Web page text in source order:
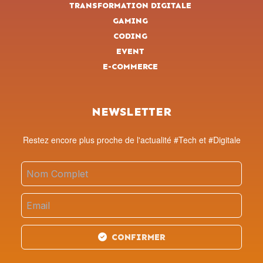
TRANSFORMATION DIGITALE
GAMING
CODING
EVENT
E-COMMERCE
NEWSLETTER
Restez encore plus proche de l'actualité #Tech et #Digitale
CONFIRMER